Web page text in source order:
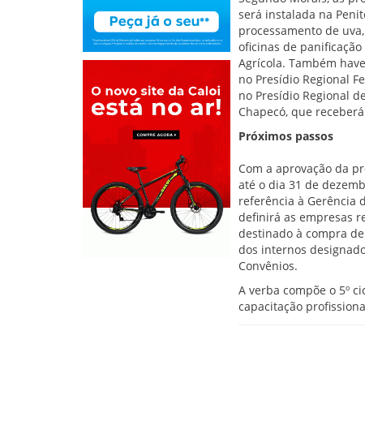
será instalada na
processamento de
oficinas de
Agrícola. Também
no Presídio Regional
no Presídio Regional
Chapecó, que
Próximos passos
Com a aprovação da
até o dia 31 de
referência à Gerência
definirá as empresas
destinado à compra
dos internos
Convênios.
A verba compõe o 5º
capacitação